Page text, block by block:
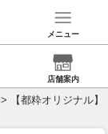
メニュー
店舗案内
> 【都粋オリジナル】